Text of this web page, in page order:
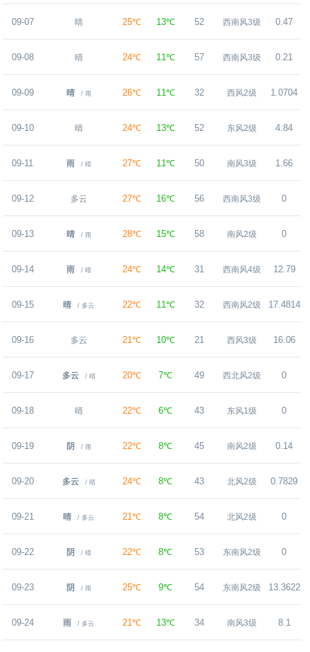
09-07 晴 25℃ 13℃ 52 西南风3级 0.47
09-08 晴 24℃ 11℃ 57 西南风3级 0.21
09-09 晴 / 雨 26℃ 11℃ 32 西风2级 1.0704
09-10 晴 24℃ 13℃ 52 东风2级 4.84
09-11 雨 / 晴 27℃ 11℃ 50 南风3级 1.66
09-12 多云 27℃ 16℃ 56 西南风3级 0
09-13 晴 / 雨 28℃ 15℃ 58 南风2级 0
09-14 雨 / 晴 24℃ 14℃ 31 西南风4级 12.79
09-15 晴 / 多云 22℃ 11℃ 32 西南风2级 17.4814
09-16 多云 21℃ 10℃ 21 西风3级 16.06
09-17 多云 / 晴 20℃ 7℃ 49 西北风2级 0
09-18 晴 22℃ 6℃ 43 东风1级 0
09-19 阴 / 雨 22℃ 8℃ 45 南风2级 0.14
09-20 多云 / 晴 24℃ 8℃ 43 北风2级 0.7829
09-21 晴 / 多云 21℃ 8℃ 54 北风2级 0
09-22 阴 / 晴 22℃ 8℃ 53 东南风2级 0
09-23 阴 / 雨 25℃ 9℃ 54 东南风2级 13.3622
09-24 雨 / 多云 21℃ 13℃ 34 南风3级 8.1